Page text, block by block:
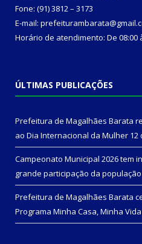
Fone: (91) 3812 – 3173
E-mail:
Horário de atendimento: De 08:00
ÚLTIMAS PUBLICAÇÕES
Prefeitura de Magalhães Barata
ao Dia Internacional da Mulher 12
Campeonato Municipal 2026 tem
grande participação da população
Prefeitura de Magalhães Barata
Programa Minha Casa, Minha